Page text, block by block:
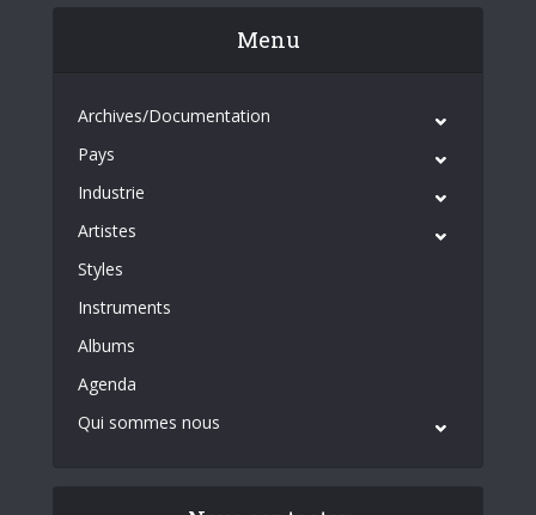
Menu
Archives/Documentation
Pays
Industrie
Artistes
Styles
Instruments
Albums
Agenda
Qui sommes nous